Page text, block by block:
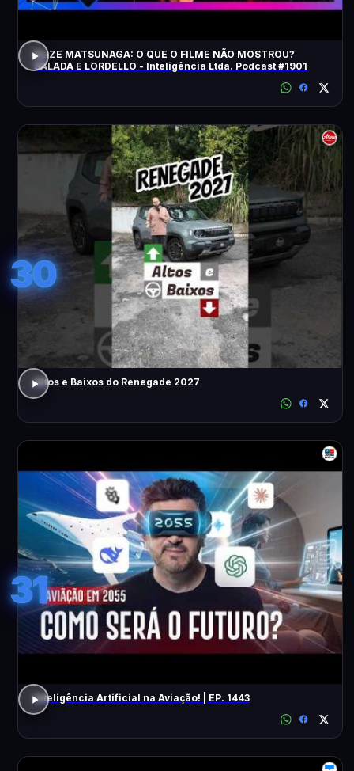
ELIZE MATSUNAGA: O QUE O FILME NÃO MOSTROU?
SALADA E LORDELLO - Inteligência Ltda. Podcast #1901
30
Altos e Baixos do Renegade 2027
31
Inteligência Artificial na Aviação! | EP. 1443